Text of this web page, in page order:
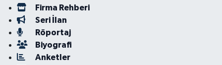
Firma Rehberi
Seri İlan
Röportaj
Biyografi
Anketler